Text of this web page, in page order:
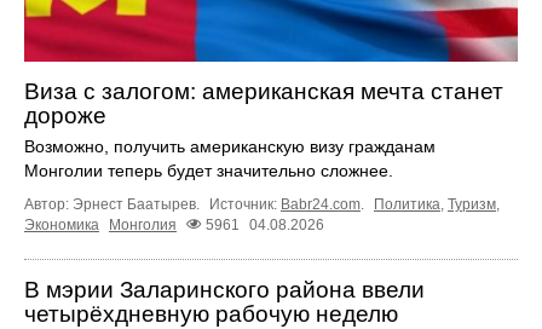
Виза с залогом: американская мечта станет
дороже
Возможно, получить американскую визу гражданам
Монголии теперь будет значительно сложнее.
Автор: Эрнест Баатырев. Источник: Babr24.com. Политика, Туризм,
Экономика
Монголия 5961 04.08.2026
В мэрии Заларинского района ввели
четырёхдневную рабочую неделю